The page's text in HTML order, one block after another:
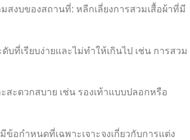
งบของสถานที่: หลีกเลี่ยงการสวมเสื้อผ้าที่มี
บที่เรียบง่ายและไม่ทำให้เกินไป เช่น การสวม
สะดวกสบาย เช่น รองเท้าแบบปลอกหรือ
กำหนดที่เฉพาะเจาะจงเกี่ยวกับการแต่ง